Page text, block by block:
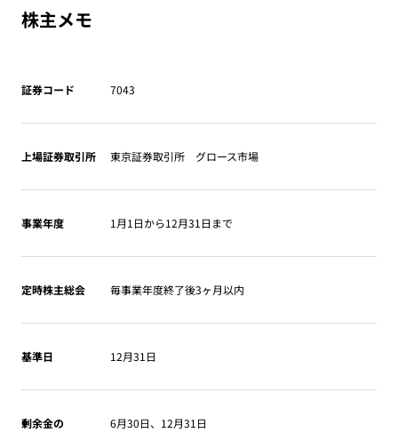
株主メモ
証券コード 7043
上場証券取引所 東京証券取引所 グロース市場
事業年度 1月1日から12月31日まで
定時株主総会 毎事業年度終了後3ヶ月以内
基準日 12月31日
剰余金の
6月30日、12月31日